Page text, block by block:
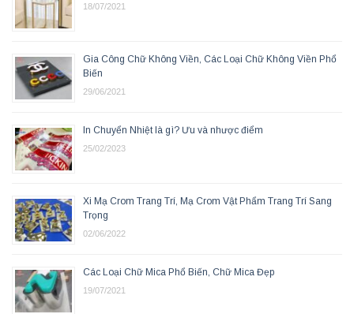
18/07/2021
Gia Công Chữ Không Viền, Các Loại Chữ Không Viền Phổ
Biến
29/06/2021
In Chuyển Nhiệt là gì? Ưu và nhược điểm
25/02/2023
Xi Mạ Crom Trang Trí, Mạ Crom Vật Phẩm Trang Trí Sang
Trọng
02/06/2022
Các Loại Chữ Mica Phổ Biến, Chữ Mica Đẹp
19/07/2021